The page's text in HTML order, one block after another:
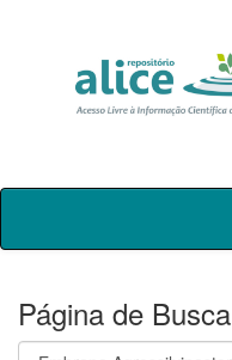
Skip
Página de Busca